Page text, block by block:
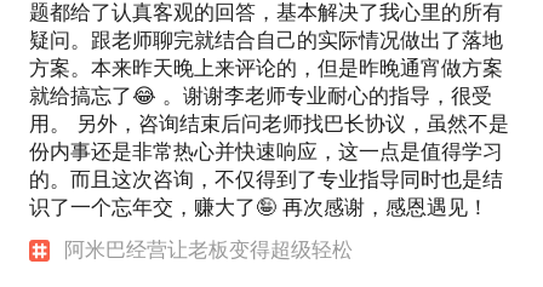
题都给了认真客观的回答，基本解决了我心里的所有
疑问。跟老师聊完就结合自己的实际情况做出了落地
方案。本来昨天晚上来评论的，但是昨晚通宵做方案
就给搞忘了😂 。谢谢李老师专业耐心的指导，很受
用。 另外，咨询结束后问老师找巴长协议，虽然不是
份内事还是非常热心并快速响应，这一点是值得学习
的。而且这次咨询，不仅得到了专业指导同时也是结
识了一个忘年交，赚大了🤪 再次感谢，感恩遇见！
阿米巴经营让老板变得超级轻松